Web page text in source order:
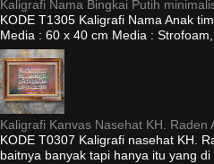
Kaligrafi Nama Bingkai Putih
KODE T1305 Kaligrafi Nama Anak
Media : 60 x 40 cm Media :
Kaligrafi Kanvas Nasehat KH. Raden
KODE T0307 Kaligrafi nasehat KH.
baitnya banyak tapi hanya itu yang